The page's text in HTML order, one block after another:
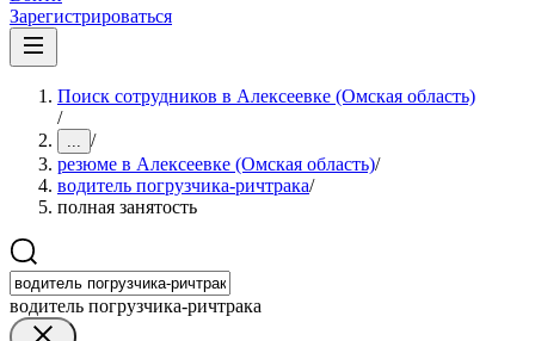
Зарегистрироваться
Поиск сотрудников в Алексеевке (Омская область)
/
... /
резюме в Алексеевке (Омская область)/
водитель погрузчика-ричтрака/
полная занятость
водитель погрузчика-ричтрака